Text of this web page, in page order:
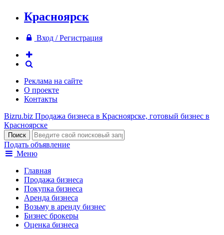
Красноярск
Вход / Регистрация
Реклама на сайте
О проекте
Контакты
Bizru.biz Продажа бизнеса в Красноярске, готовый бизнес в
Красноярске
Подать объявление
Меню
Главная
Продажа бизнеса
Покупка бизнеса
Аренда бизнеса
Возьму в аренду бизнес
Бизнес брокеры
Оценка бизнеса